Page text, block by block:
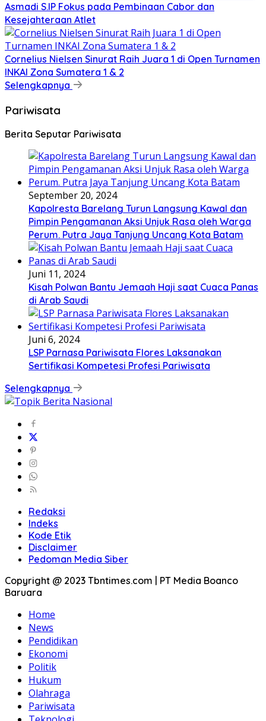
Asmadi S.IP Fokus pada Pembinaan Cabor dan
Kesejahteraan Atlet
Cornelius Nielsen Sinurat Raih Juara 1 di Open Turnamen
INKAI Zona Sumatera 1 & 2
Selengkapnya
Pariwisata
Berita Seputar Pariwisata
September 20, 2024
Kapolresta Barelang Turun Langsung Kawal dan
Pimpin Pengamanan Aksi Unjuk Rasa oleh Warga
Perum. Putra Jaya Tanjung Uncang Kota Batam
Juni 11, 2024
Kisah Polwan Bantu Jemaah Haji saat Cuaca Panas
di Arab Saudi
Juni 6, 2024
LSP Parnasa Pariwisata Flores Laksanakan
Sertifikasi Kompetesi Profesi Pariwisata
Selengkapnya
Redaksi
Indeks
Kode Etik
Disclaimer
Pedoman Media Siber
Copyright @ 2023 Tbntimes.com | PT Media Boanco
Baruara
Home
News
Pendidikan
Ekonomi
Politik
Hukum
Olahraga
Pariwisata